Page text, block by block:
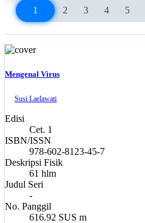
1 2 3 4 5
Mengenal Virus
Susi Laelawati
Edisi
Cet. 1
ISBN/ISSN
978-602-8123-45-7
Deskripsi Fisik
61 hlm
Judul Seri
-
No. Panggil
616.92 SUS m